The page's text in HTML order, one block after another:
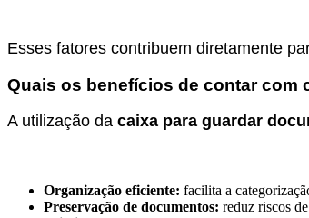
Esses fatores contribuem diretamente
Quais os benefícios de contar com
A utilização da caixa para guardar
Organização eficiente: facilita a
Preservação de documentos: reduz riscos